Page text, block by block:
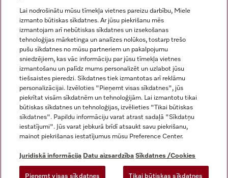
Juridiskā informācija
Vispārējie darījumu noteikumi
Datu aizsardzība
Lietošanas noteikumi
Miele paziņojums par pieejamību
Digitālo pakalpojumu likums
Miele vietnē Instagram
Miele vietnē Facebook
Miele vietnē Youtube
Lai nodrošinātu mūsu tīmekļa vietnes pareizu darbību, Miele
izmanto būtiskas sīkdatnes. Ar jūsu piekrišanu mēs
izmantojam arī nebūtiskas sīkdatnes un izsekošanas
tehnoloģijas mārketinga un analīzes nolūkos, tostarp trešo
pušu sīkdatnes no mūsu partneriem un pakalpojumu
sniedzējiem, kas vāc informāciju par jūsu tīmekļa vietnes
izmantošanu un palīdz mums personalizēt un uzlabot jūsu
tiešsaistes pieredzi. Sīkdatnes tiek izmantotas arī reklāmu
personalizācijai. Izvēloties "Pieņemt visas sīkdatnes", jūs
piekrītat visām sīkdatnēm un tehnoloģijām. Lai izmantotu tikai
būtiskas sīkdatnes un tehnoloģijas, izvēlieties "Tikai būtiskas
sīkdatnes". Papildu informāciju varat atrast sadaļā "Sīkdatņu
iestatījumi". Jūs varat jebkurā brīdī atsaukt savu piekrišanu,
mainot piekrišanas iestatījumus mūsu Preference Center.
Juridiskā informācija Datu aizsardzība Sīkdatnes /Cookies
Pieņemt visas sīkdatnes Tikai būtiskas sīkdatnes